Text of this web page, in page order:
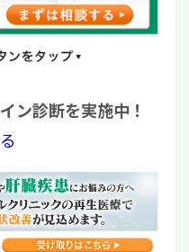
ン診断を実施中！